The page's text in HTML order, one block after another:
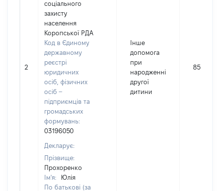
2
соціального
захисту
населення
Коропської РДА
Код в Єдиному
державному
реєстрі
юридичних
осіб, фізичних
осіб –
підприємців та
громадських
формувань:
03196050
Декларує:
Прізвище:
Прохоренко
Ім'я:
Юлія
По батькові (за
Інше
допомога
при
народженні
другої
дитини
8597